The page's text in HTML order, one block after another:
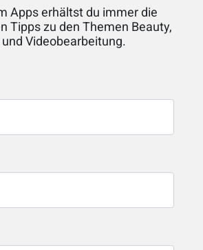
Apps erhältst du immer die
Tipps zu den Themen Beauty,
und Videobearbeitung.